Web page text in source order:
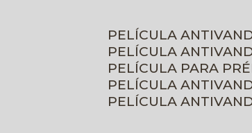
PELÍCULA
PELÍCULA
PELÍCULA PARA
PELÍCULA
PELÍCULA